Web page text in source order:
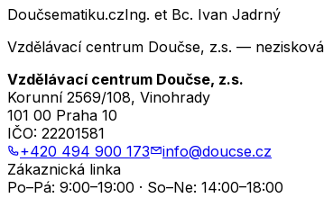
Doučsematiku.czIng. et Bc. Ivan Jadrný
Vzdělávací centrum Doučse, z.s. —
Vzdělávací centrum Doučse, z.s.
Korunní 2569/108, Vinohrady
101 00 Praha 10
IČO: 22201581
+420 494 900 173
info@doucse.cz
Zákaznická linka
Po–Pá: 9:00–19:00 · So–Ne: 14:00–18:00